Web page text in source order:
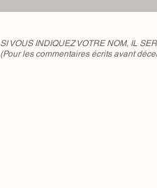
SI VOUS INDIQUEZ VOTRE NOM, IL
(Pour les commentaires écrits avant